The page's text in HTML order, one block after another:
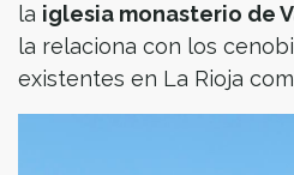
la iglesia monasterio de
la relaciona con los
existentes en La Rioja